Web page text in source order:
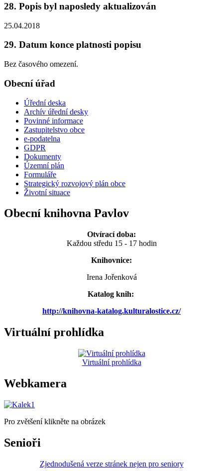
28. Popis byl naposledy aktualizován
25.04.2018
29. Datum konce platnosti popisu
Bez časového omezení.
Obecní úřad
Úřední deska
Archív úřední desky
Povinné informace
Zastupitelstvo obce
e-podatelna
GDPR
Dokumenty
Územní plán
Formuláře
Strategický rozvojový plán obce
Životní situace
Obecní knihovna Pavlov
Otvírací doba:
Každou středu 15 - 17 hodin
Knihovnice:
Irena Jořenková
Katalog knih:
http://knihovna-katalog.kulturalostice.cz/
Virtuální prohlídka
Virtuální prohlídka
Webkamera
Pro zvětšení klikněte na obrázek
Senioři
Zjednodušená verze stránek nejen pro seniory